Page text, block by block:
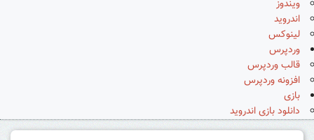
ویندوز
اندروید
لینوکس
وردپرس
قالب وردپرس
افزونه وردپرس
بازی
دانلود بازی اندروید